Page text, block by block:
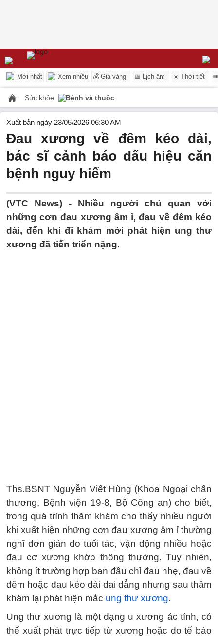
Mới nhất Xem nhiều 💰 Giá vàng 📅 Lịch âm ☀️ Thời tiết
Sức khỏe Bệnh và thuốc
Xuất bản ngày 23/05/2026 06:30 AM
Đau xương về đêm kéo dài,
bác sĩ cảnh báo dấu hiệu căn
bệnh nguy hiểm
(VTC News) - Nhiều người chủ quan với
những cơn đau xương âm ỉ, đau về đêm kéo
dài, đến khi đi khám mới phát hiện ung thư
xương đã tiến triển nặng.
Ths.BSNT Nguyễn Viết Hùng (Khoa Ngoại chấn
thương, Bệnh viện 19-8, Bộ Công an) cho biết,
trong quá trình thăm khám cho thấy nhiều người
khi xuất hiện những cơn đau xương âm ỉ thường
nghĩ đơn giản do tuổi tác, vận động nhiều hoặc
đau cơ xương khớp thông thường. Tuy nhiên,
không ít trường hợp ban đầu chỉ đau nhẹ, đau về
đêm hoặc đau kéo dài dai dẳng nhưng sau thăm
khám lại phát hiện mắc ung thư xương.
Ung thư xương là một dạng u xương ác tính, có
thể xuất phát trực tiếp từ xương hoặc do tế bào